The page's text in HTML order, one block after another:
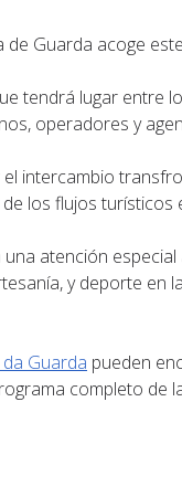
Guarda acoge
tendrá lugar entre
operadores y
intercambio
los flujos turísticos
atención
y deporte en
Guarda pueden
completo de